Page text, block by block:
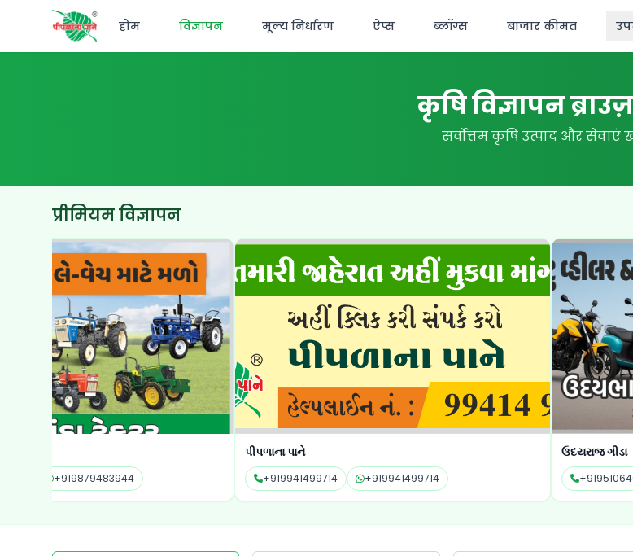
होम विज्ञापन मूल्य निर्धारण ऐप्स ब्लॉग्स बाजार कीमत
कृषि विज्ञापन
सर्वोत्तम कृषि उत्पाद और सेवाएं
प्रीमियम विज्ञापन
+919941499714 +919941499714 +919510646497 +919510646497